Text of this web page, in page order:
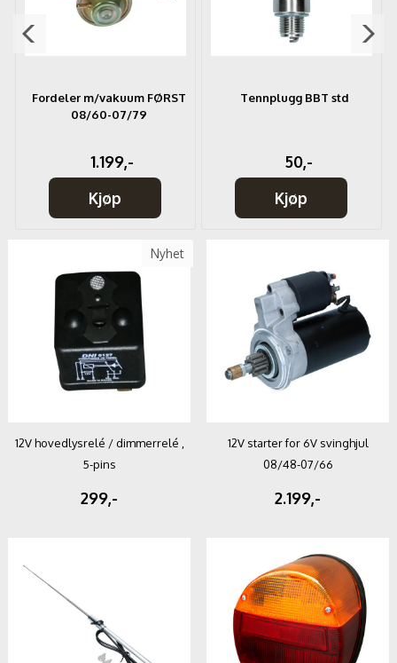
Fordeler m/vakuum FØRST
08/60-07/79
1.199,-
Kjøp
Tennplugg BBT std
50,-
Kjøp
Nyhet
12V hovedlysrelé / dimmerrelé ,
5-pins
299,-
12V starter for 6V svinghjul
08/48-07/66
2.199,-